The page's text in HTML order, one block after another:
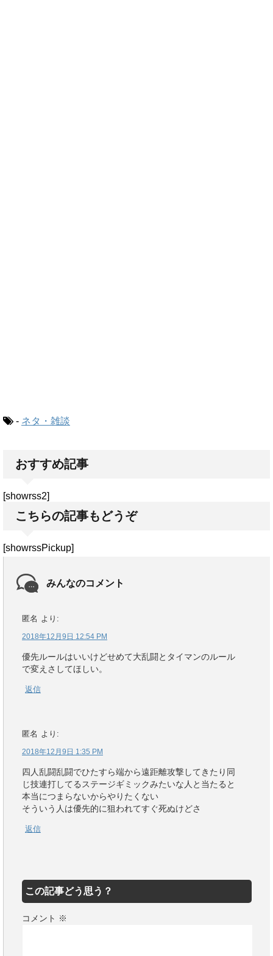
- ネタ・雑談
おすすめ記事
[showrss2]
こちらの記事もどうぞ
[showrssPickup]
みんなのコメント
匿名 より:
2018年12月9日 12:54 PM
優先ルールはいいけどせめて大乱闘とタイマンのルール
で変えさしてほしい。
返信
匿名 より:
2018年12月9日 1:35 PM
四人乱闘乱闘でひたすら端から遠距離攻撃してきたり同
じ技連打してるステージギミックみたいな人と当たると
本当につまらないからやりたくない
そういう人は優先的に狙われてすぐ死ぬけどさ
返信
この記事どう思う？
コメント ※